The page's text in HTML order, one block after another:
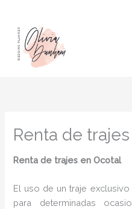
contenido
Renta de
Renta de trajes en Ocotal
El uso de un traje
para determinadas